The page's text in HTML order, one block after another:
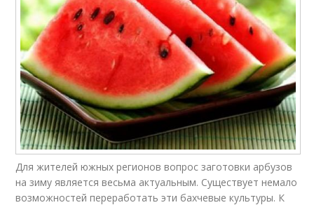
Для жителей южных регионов вопрос заготовки арбузов
на зиму является весьма актуальным. Существует немало
возможностей переработать эти бахчевые культуры. К